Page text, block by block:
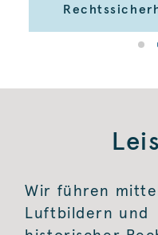
Wir führen
Luftbildern und